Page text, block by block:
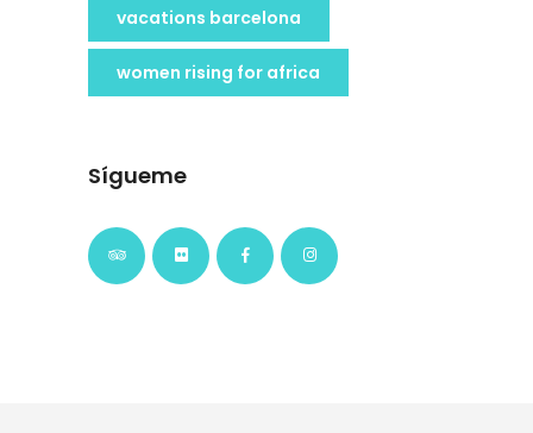
vacations barcelona
women rising for africa
Sígueme